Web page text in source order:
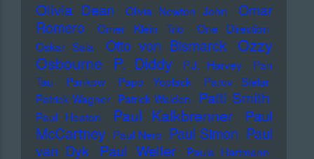
Olivia Dean Olivia Newton John
Omar
Romero
Omer Klein Trio
One Direction
Oskar Sala
Otto von Bismarck Ozzy
Osbourne
P. Diddy P.J. Harvey
Pan
Tau
Pankow Papo Yoplack
Parov Stelar
Patrick Wagner Patrick Walden Patti Smith
Paul Heaton Paul Kalkbrenner
Paul
McCartney Paul Nero Paul Simon Paul
van Dyk Paul Weller Paula Hartmann